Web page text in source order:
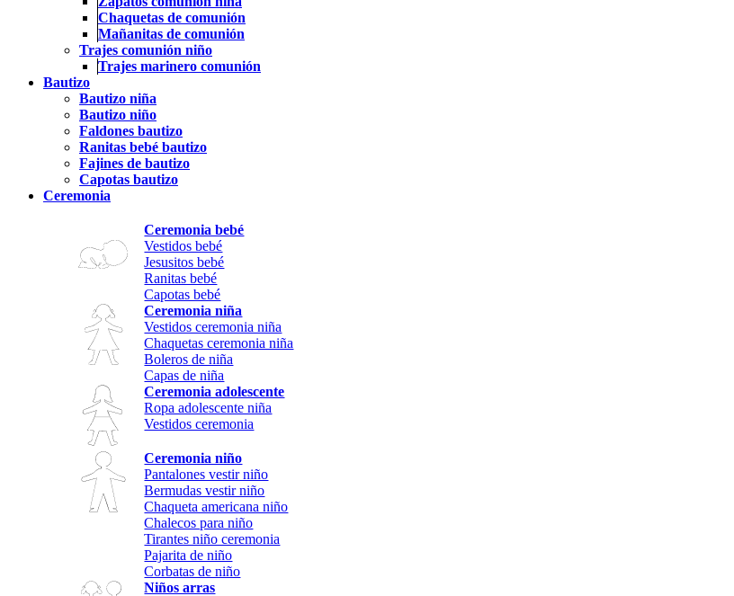
Chaquetas de comunión
Mañanitas de comunión
Trajes comunión niño
Trajes marinero comunión
Bautizo
Bautizo niña
Bautizo niño
Faldones bautizo
Ranitas bebé bautizo
Fajines de bautizo
Capotas bautizo
Ceremonia
Ceremonia bebé
Vestidos bebé
Jesusitos bebé
Ranitas bebé
Capotas bebé
Ceremonia niña
Vestidos ceremonia niña
Chaquetas ceremonia niña
Boleros de niña
Capas de niña
Ceremonia adolescente
Ropa adolescente niña
Vestidos ceremonia
Ceremonia niño
Pantalones vestir niño
Bermudas vestir niño
Chaqueta americana niño
Chalecos para niño
Tirantes niño ceremonia
Pajarita de niño
Corbatas de niño
Niños arras